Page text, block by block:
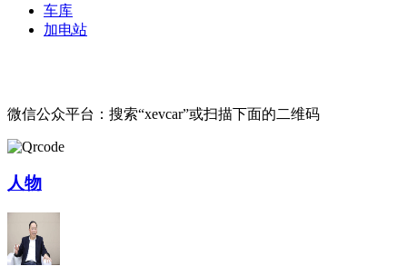
车库
加电站
微信公众平台：搜索“xevcar”或扫描下面的二维码
人物